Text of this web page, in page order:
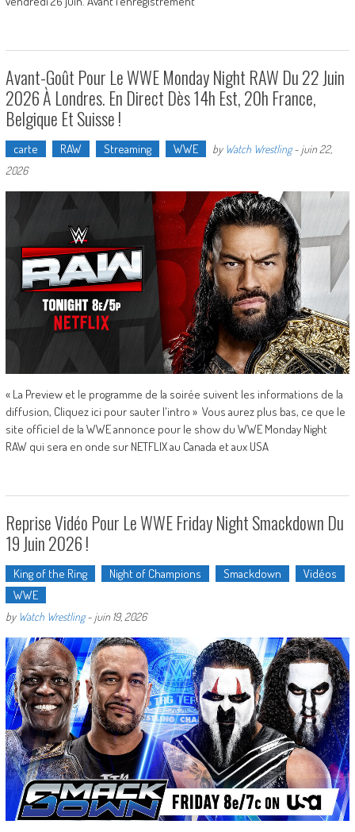
Avant-Goût Pour Le WWE Monday Night RAW Du 22 Juin
2026 À Londres. En Direct Dès 14h Est, 20h France,
Belgique Et Suisse !
carte RAW Streaming WWE by Watch Wrestling- juin 22,
2026
« La Preview et le programme de la soirée suivent les informations de la
diffusion, Cliquez ici pour sauter l'intro » Vous aurez plus bas, ce que le
site officiel de la WWE annonce pour le show du WWE Monday Night
RAW qui sera en onde sur NETFLIX au Canada et aux USA
Reprise Vidéo Pour Le WWE Friday Night Smackdown Du
19 Juin 2026 !
King of the Ring Night of Champions Smackdown
Vidéos
WWE
by Watch Wrestling- juin 19, 2026